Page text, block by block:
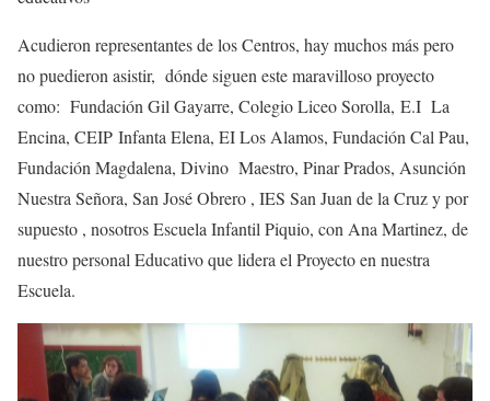
Acudieron representantes de los Centros, hay muchos más pero
no puedieron asistir, dónde siguen este maravilloso proyecto
como: Fundación Gil Gayarre, Colegio Liceo Sorolla, E.I La
Encina, CEIP Infanta Elena, EI Los Alamos, Fundación Cal Pau,
Fundación Magdalena, Divino Maestro, Pinar Prados, Asunción
Nuestra Señora, San José Obrero , IES San Juan de la Cruz y por
supuesto , nosotros Escuela Infantil Piquio, con Ana Martinez, de
nuestro personal Educativo que lidera el Proyecto en nuestra
Escuela.